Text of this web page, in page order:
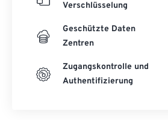
Verschlüsselung
Geschützte Daten
Zentren
Zugangskontrolle und
Authentifizierung